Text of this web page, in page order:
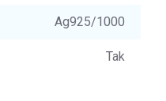
Ag925/1000
Tak